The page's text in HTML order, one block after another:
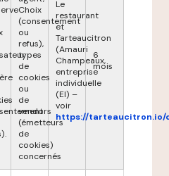
Choix
(consentement
ou
refus),
types
de
cookies
ou
de
vendors
(émetteurs
de
cookies)
concernés
Le
restaurant
et
Tarteaucitron
(Amauri
Champeaux,
entreprise
individuelle
(EI) –
voir
https://tarteaucitron.io/
6
mois